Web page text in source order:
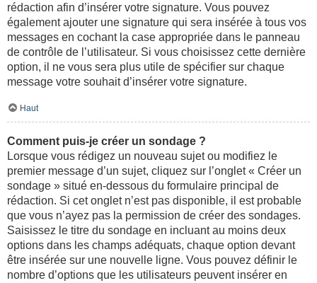
rédaction afin d’insérer votre signature. Vous pouvez
également ajouter une signature qui sera insérée à tous vos
messages en cochant la case appropriée dans le panneau
de contrôle de l’utilisateur. Si vous choisissez cette dernière
option, il ne vous sera plus utile de spécifier sur chaque
message votre souhait d’insérer votre signature.
Haut
Comment puis-je créer un sondage ?
Lorsque vous rédigez un nouveau sujet ou modifiez le
premier message d’un sujet, cliquez sur l’onglet « Créer un
sondage » situé en-dessous du formulaire principal de
rédaction. Si cet onglet n’est pas disponible, il est probable
que vous n’ayez pas la permission de créer des sondages.
Saisissez le titre du sondage en incluant au moins deux
options dans les champs adéquats, chaque option devant
être insérée sur une nouvelle ligne. Vous pouvez définir le
nombre d’options que les utilisateurs peuvent insérer en